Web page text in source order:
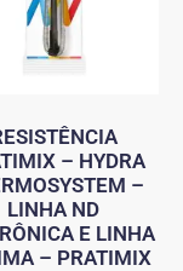
– HYDRA
–
LINHA ND
E LINHA
– PRATIMIX